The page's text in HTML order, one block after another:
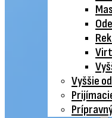
Vyššie